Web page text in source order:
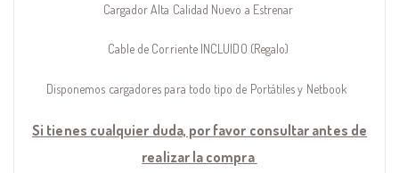
Cargador Alta Calidad Nuevo a Estrenar
Cable de Corriente INCLUIDO (Regalo)
Disponemos cargadores para todo tipo de Portátiles y Netbook
Si tienes cualquier duda, por favor consultar antes de
realizar la compra